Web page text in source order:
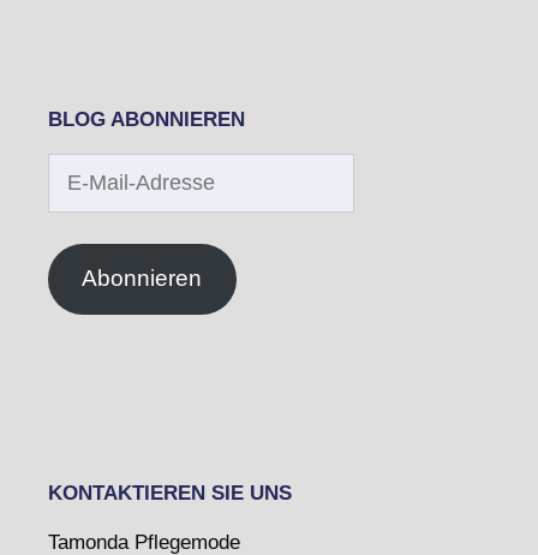
BLOG ABONNIEREN
Mail-
Abonnieren
KONTAKTIEREN SIE UNS
Tamonda Pflegemode